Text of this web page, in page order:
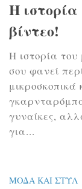
H
βίντεο!
Η ιστορία του
σου φανεί
μικροσκοπικά
γυναίκες,
για...
ΜΌΔΑ ΚΑΙ ΣΤΥΛ